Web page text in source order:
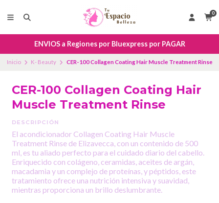
0
ENVIOS a Regiones por Bluexpress por PAGAR
Inicio K- Beauty CER-100 Collagen Coating Hair Muscle Treatment Rinse
CER-100 Collagen Coating Hair
Muscle Treatment Rinse
DESCRIPCIÓN
El acondicionador Collagen Coating Hair Muscle
Treatment Rinse de Elizavecca, con un contenido de 500
ml, es tu aliado perfecto para el cuidado diario del cabello.
Enriquecido con colágeno, ceramidas, aceites de argán,
macadamia y un complejo de proteínas, y péptidos, este
tratamiento ofrece una nutrición intensiva y suavidad,
mientras proporciona un brillo deslumbrante.